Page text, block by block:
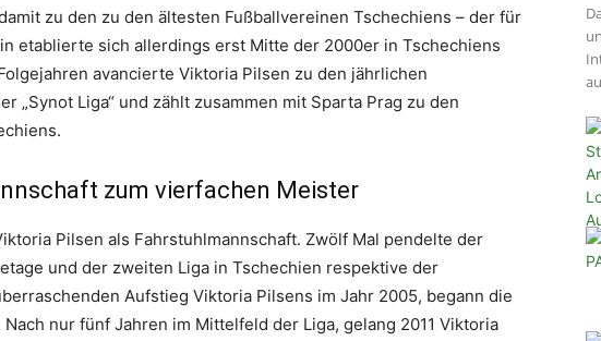
zu den zu den ältesten Fußballvereinen Tschechiens – der für
etablierte sich allerdings erst Mitte der 2000er in Tschechiens
avancierte Viktoria Pilsen zu den jährlichen
„Synot Liga“ und zählt zusammen mit Sparta Prag zu den
zum vierfachen Meister
Pilsen als Fahrstuhlmannschaft. Zwölf Mal pendelte der
und der zweiten Liga in Tschechien respektive der
Aufstieg Viktoria Pilsens im Jahr 2005, begann die
nur fünf Jahren im Mittelfeld der Liga, gelang 2011 Viktoria